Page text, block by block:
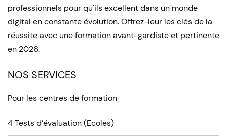
professionnels pour qu'ils excellent dans un monde
digital en constante évolution. Offrez-leur les clés de la
réussite avec une formation avant-gardiste et pertinente
en 2026.
NOS SERVICES
Pour les centres de formation
4 Tests d’évaluation (Ecoles)